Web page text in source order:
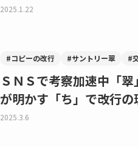
2025.1.22
#コピーの改行 #サントリー翠 #
ＳＮＳで考察加速中「
が明かす「ち」で改行の
2025.3.6